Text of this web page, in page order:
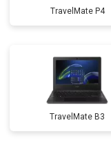
TravelMate P4
TravelMate B3